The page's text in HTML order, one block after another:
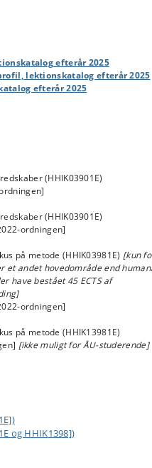
efterår 2025
lektionskatalog efterår 2025
efterår 2025
hændelser har fundet sted i
har haft en betydning for forløbet. I
os med 1) metoder og kilder til
til tolkning af bevarede spor efter
og tilblivelse; 2) teorier om
af de officielle dokumenter
benytter som kilder, og individets
landskabsrekonstruktion og
vil i den forbindelse blive
QGis samt til offentlige danske
foretage flere ekskursioner
(HHIK03901E)
(HHIK03901E)
ordningen]
på metode (HHIK03981E) [kun
et andet hovedområde end
have bestået 45 ECTS af
ordningen]
på metode (HHIK13981E)
[ikke muligt for ÅU-studerende]
og HHIK1398])